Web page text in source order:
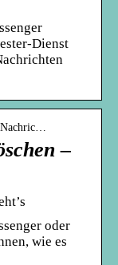
Dienst
–
oder
wie es